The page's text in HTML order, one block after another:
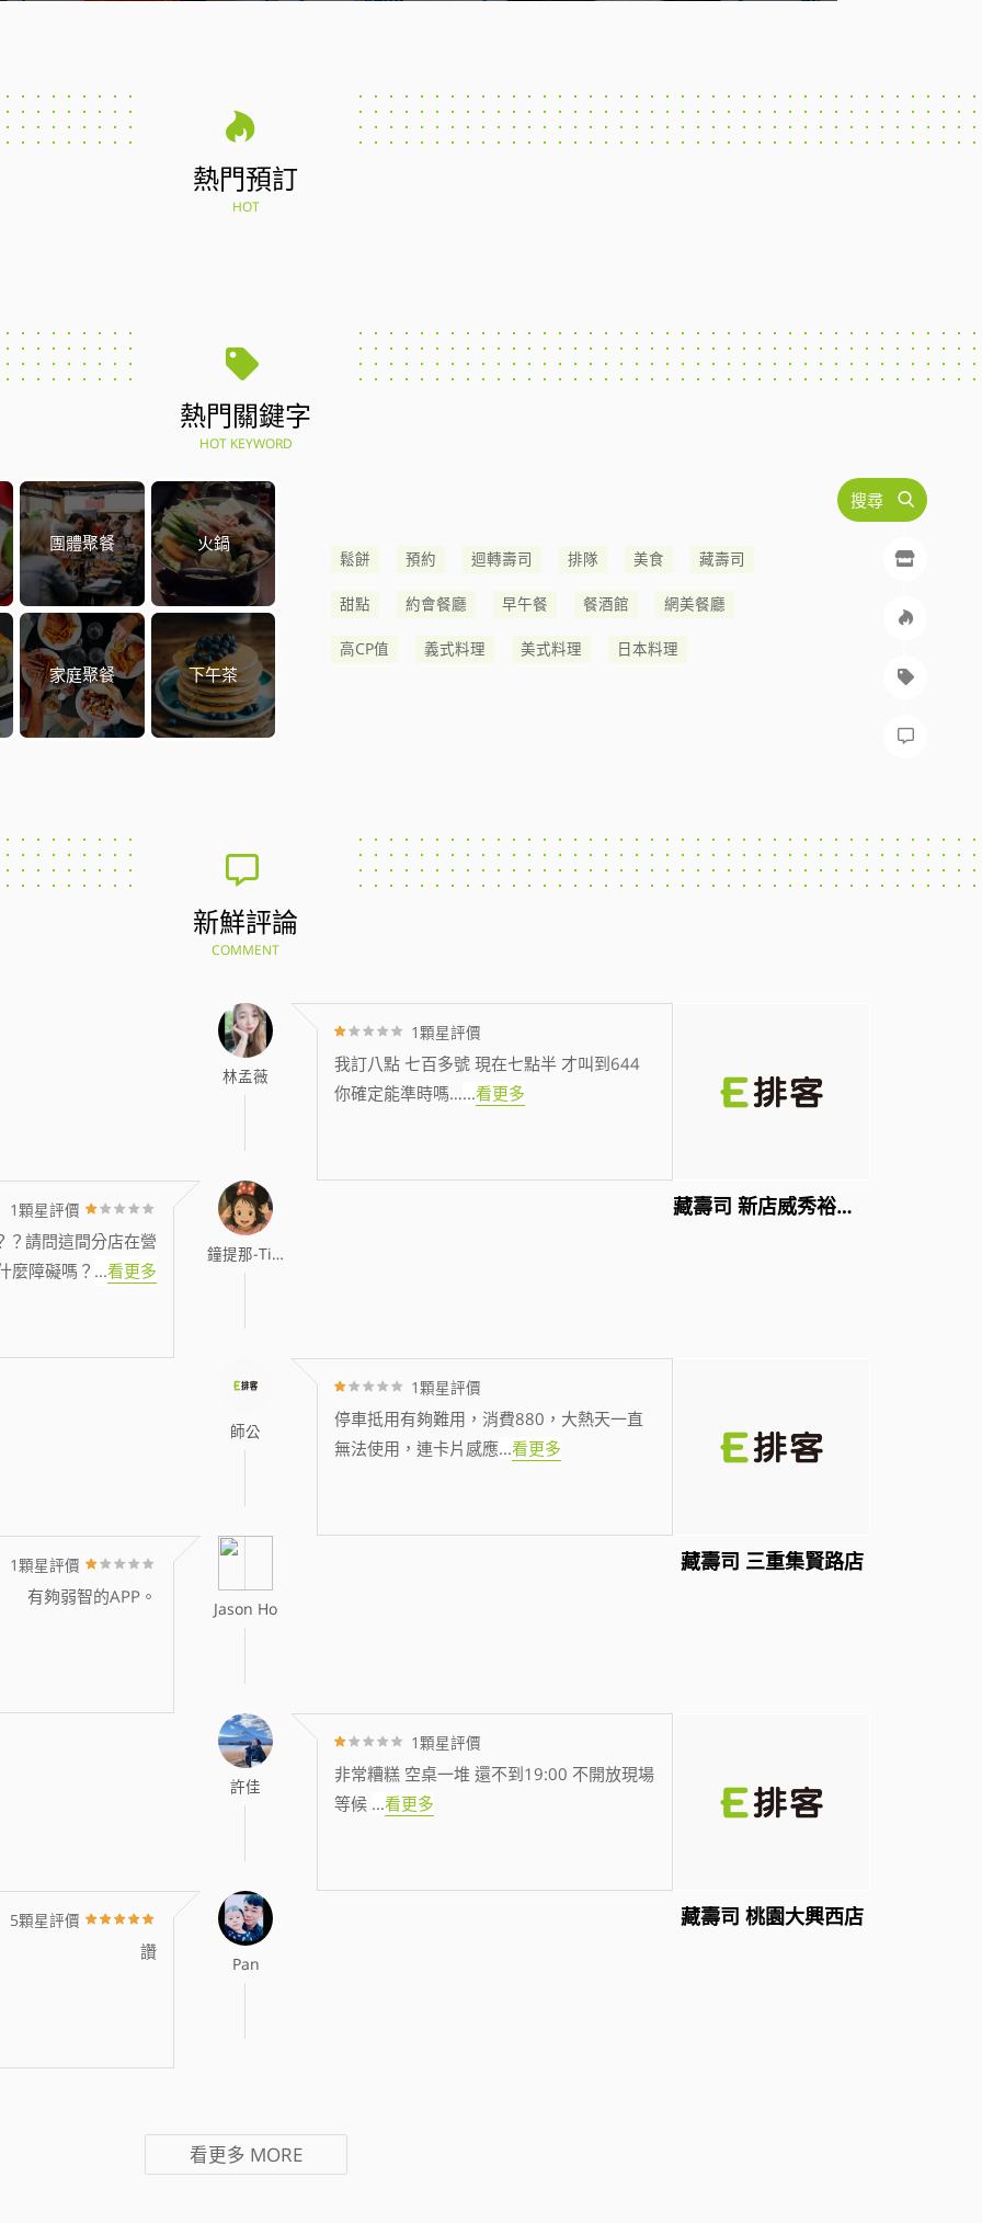
搜尋
熱門預訂
HOT
熱門關鍵字
HOT KEYWORD
團體聚餐 火鍋
家庭聚餐 下午茶
鬆餅 預約 迴轉壽司 排隊 美食 藏壽司
甜點 約會餐廳 早午餐 餐酒館 網美餐廳
高CP值 義式料理 美式料理 日本料理
新鮮評論
COMMENT
林孟薇
1顆星評價
我訂八點 七百多號 現在七點半 才叫到644
你確定能準時嗎…...看更多
藏壽司 新店威秀裕隆店
鐘提那-Tina
1顆星評價
？請問這間分店在營
麼障礙嗎？ ...看更多
師公
1顆星評價
停車抵用有夠難用，消費880，大熱天一直
無法使用，連卡片感應...看更多
藏壽司 三重集賢路店
Jason Ho
1顆星評價
有夠弱智的APP。
許佳
1顆星評價
非常糟糕 空桌一堆 還不到19:00 不開放現場
等候 ...看更多
藏壽司 桃園大興西店
Pan
5顆星評價
讚
看更多 MORE